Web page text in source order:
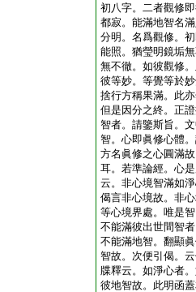
初八字。二者觀修
都寂。能滿地智名
分明。名爲觀修。
能照。猶瑩明鏡垢
無不徹。如彼觀修
彼等妙。等覺等於
捨行方稱果滿。此
但是因分之終。正
智者。請鑒斯旨。
智。心即眞修心體
方名眞修之心圓滿
耳。若準論經。心
云。非心境智滿如
偈言非心境故。非
等心境界處。唯是
不能滿彼出世間智
不能滿地智。翻顯
智故。次便引偈。
牒釋云。如淨心者
彼地智故。此明函